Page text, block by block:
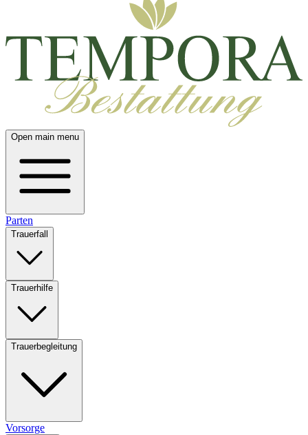
Open main menu
Parten
Trauerfall
Trauerhilfe
Trauerbegleitung
Vorsorge